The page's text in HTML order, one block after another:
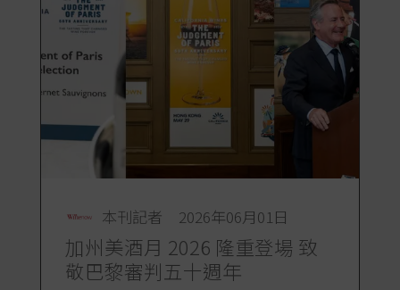
本刊記者 2026年06月01日
加州美酒月 2026 隆重登場 致
敬巴黎審判五十週年